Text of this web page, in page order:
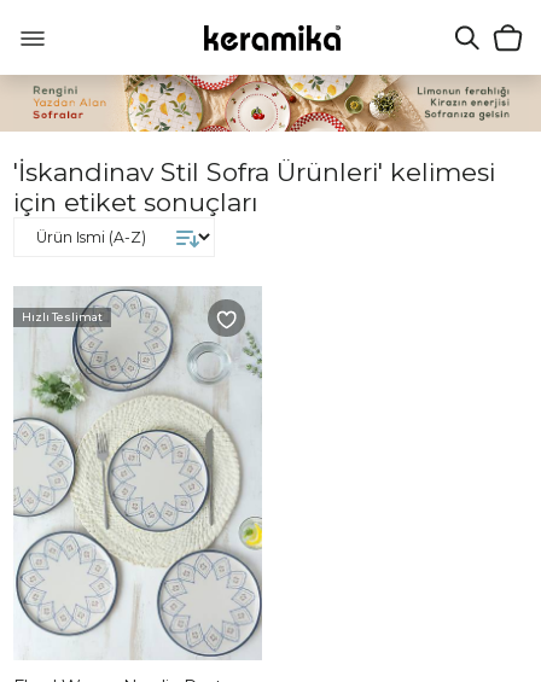
'İskandinav Stil Sofra Ürünleri' kelimesi
için etiket sonuçları
Hızlı Teslimat